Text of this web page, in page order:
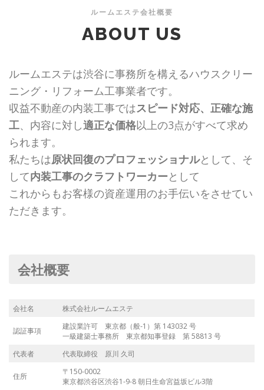
ルームエステ会社概要
ABOUT US
ルームエステは渋谷に事務所を構えるハウスクリー
ニング・リフォーム工事業者です。
収益不動産の内装工事ではスピード対応、正確な施
工、内容に対し適正な価格以上の3点がすべて求め
られます。
私たちは原状回復のプロフェッショナルとして、そ
して内装工事のクラフトワーカーとして
これからもお客様の資産運用のお手伝いをさせてい
ただきます。
会社概要
会社名 株式会社ルームエステ
認証事項
建設業許可 東京都（般-1）第 143032 号
一級建築士事務所 東京都知事登録 第 58813 号
代表者
代表取締役 原川 久司
住所
〒150-0002
東京都渋谷区渋谷1-9-8 朝日生命宮益坂ビル3階